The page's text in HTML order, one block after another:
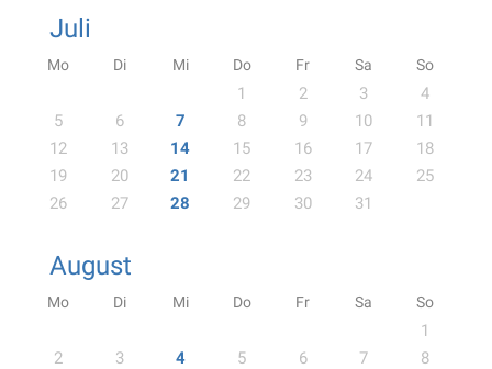
Juli
Mo Di Mi Do Fr Sa So
1 2 3
4
5
6 7 8 9 10
11
12
13 14 15 16 17
18
19
20 21 22 23 24
25
26
27 28 29 30 31
August
Mo Di Mi Do Fr Sa So
1
2
3 4 5 6 7
8